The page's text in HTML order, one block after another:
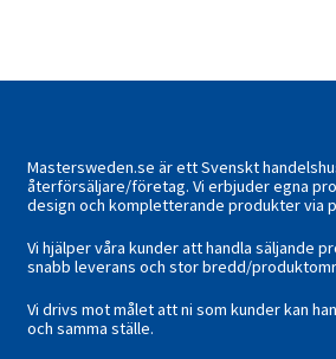
Mastersweden.se är ett Svenskt
återförsäljare/företag. Vi erbjuder egna
design och kompletterande produkter via
Vi hjälper våra kunder att handla säljande
snabb leverans och stor bredd/
Vi drivs mot målet att ni som kunder kan
och samma ställe.